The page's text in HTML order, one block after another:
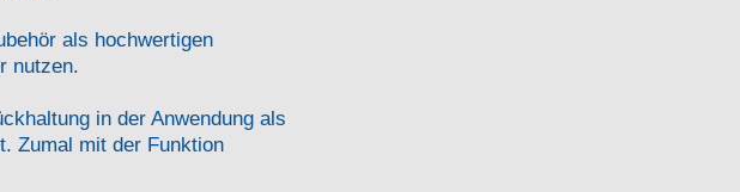
als hochwertigen
nutzen.
in der Anwendung als
Zumal mit der Funktion